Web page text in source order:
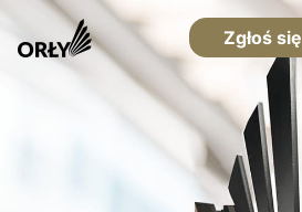
Zgłoś się